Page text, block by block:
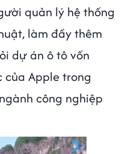
quản lý hệ thống
làm đầy thêm
dự án ô tô vốn
của Apple trong
công nghiệp